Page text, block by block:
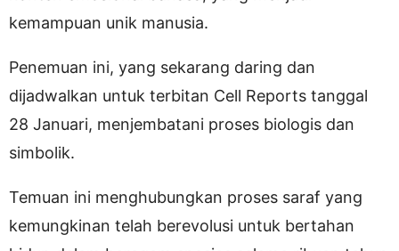
kemampuan unik manusia.
Penemuan ini, yang sekarang daring dan
dijadwalkan untuk terbitan Cell Reports tanggal
28 Januari, menjembatani proses biologis dan
simbolik.
Temuan ini menghubungkan proses saraf yang
kemungkinan telah berevolusi untuk bertahan